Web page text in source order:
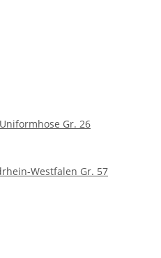
Gr. 26